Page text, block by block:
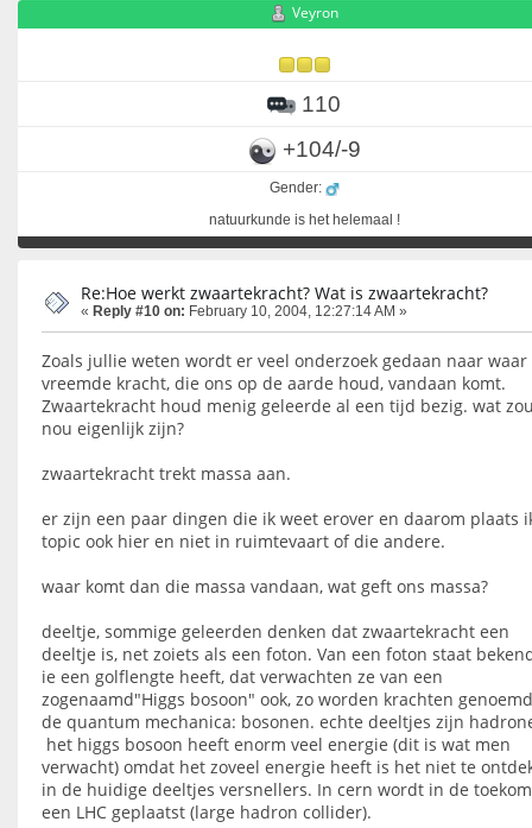
Veyron
110
+104/-9
Gender:
natuurkunde is het helemaal !
Re:Hoe werkt zwaartekracht? Wat is zwaartekracht?
« Reply #10 on: February 10, 2004, 12:27:14 AM »
Zoals jullie weten wordt er veel onderzoek gedaan naar waar
vreemde kracht, die ons op de aarde houd, vandaan komt.
Zwaartekracht houd menig geleerde al een tijd bezig. wat
nou eigenlijk zijn?
zwaartekracht trekt massa aan.
er zijn een paar dingen die ik weet erover en daarom plaats
topic ook hier en niet in ruimtevaart of die andere.
waar komt dan die massa vandaan, wat geft ons massa?
deeltje, sommige geleerden denken dat zwaartekracht een
deeltje is, net zoiets als een foton. Van een foton staat
ie een golflengte heeft, dat verwachten ze van een
zogenaamd"Higgs bosoon" ook, zo worden krachten
de quantum mechanica: bosonen. echte deeltjes zijn
het higgs bosoon heeft enorm veel energie (dit is wat men
verwacht) omdat het zoveel energie heeft is het niet te
in de huidige deeltjes versnellers. In cern wordt in de
een LHC geplaatst (large hadron collider).